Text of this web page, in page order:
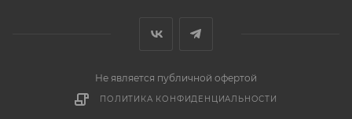
Не является публичной офертой
ПОЛИТИКА КОНФИДЕНЦИАЛЬНОСТИ